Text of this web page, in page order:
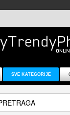
SVE KATEGORIJE